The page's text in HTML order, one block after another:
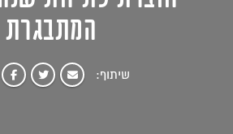
המתבגרת
שיתוף: